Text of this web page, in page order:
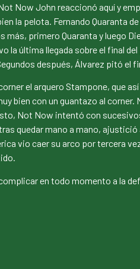
Now John reaccionó aquí y
la pelota. Fernando Quaranta
primero Quaranta y luego
la última llegada sobre el final
después, Álvarez pitó el
el arquero Stampone, que
bien con un guantazo al corner.
Not Now intentó con
quedar mano a mano, ajustició
vio caer su arco por tercera
en todo momento a la